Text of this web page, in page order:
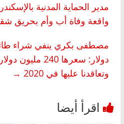
مدير الحماية المدنية
واقعة وفاة أب وأم بحريق
وتعاقدنا عليها في 2020
→